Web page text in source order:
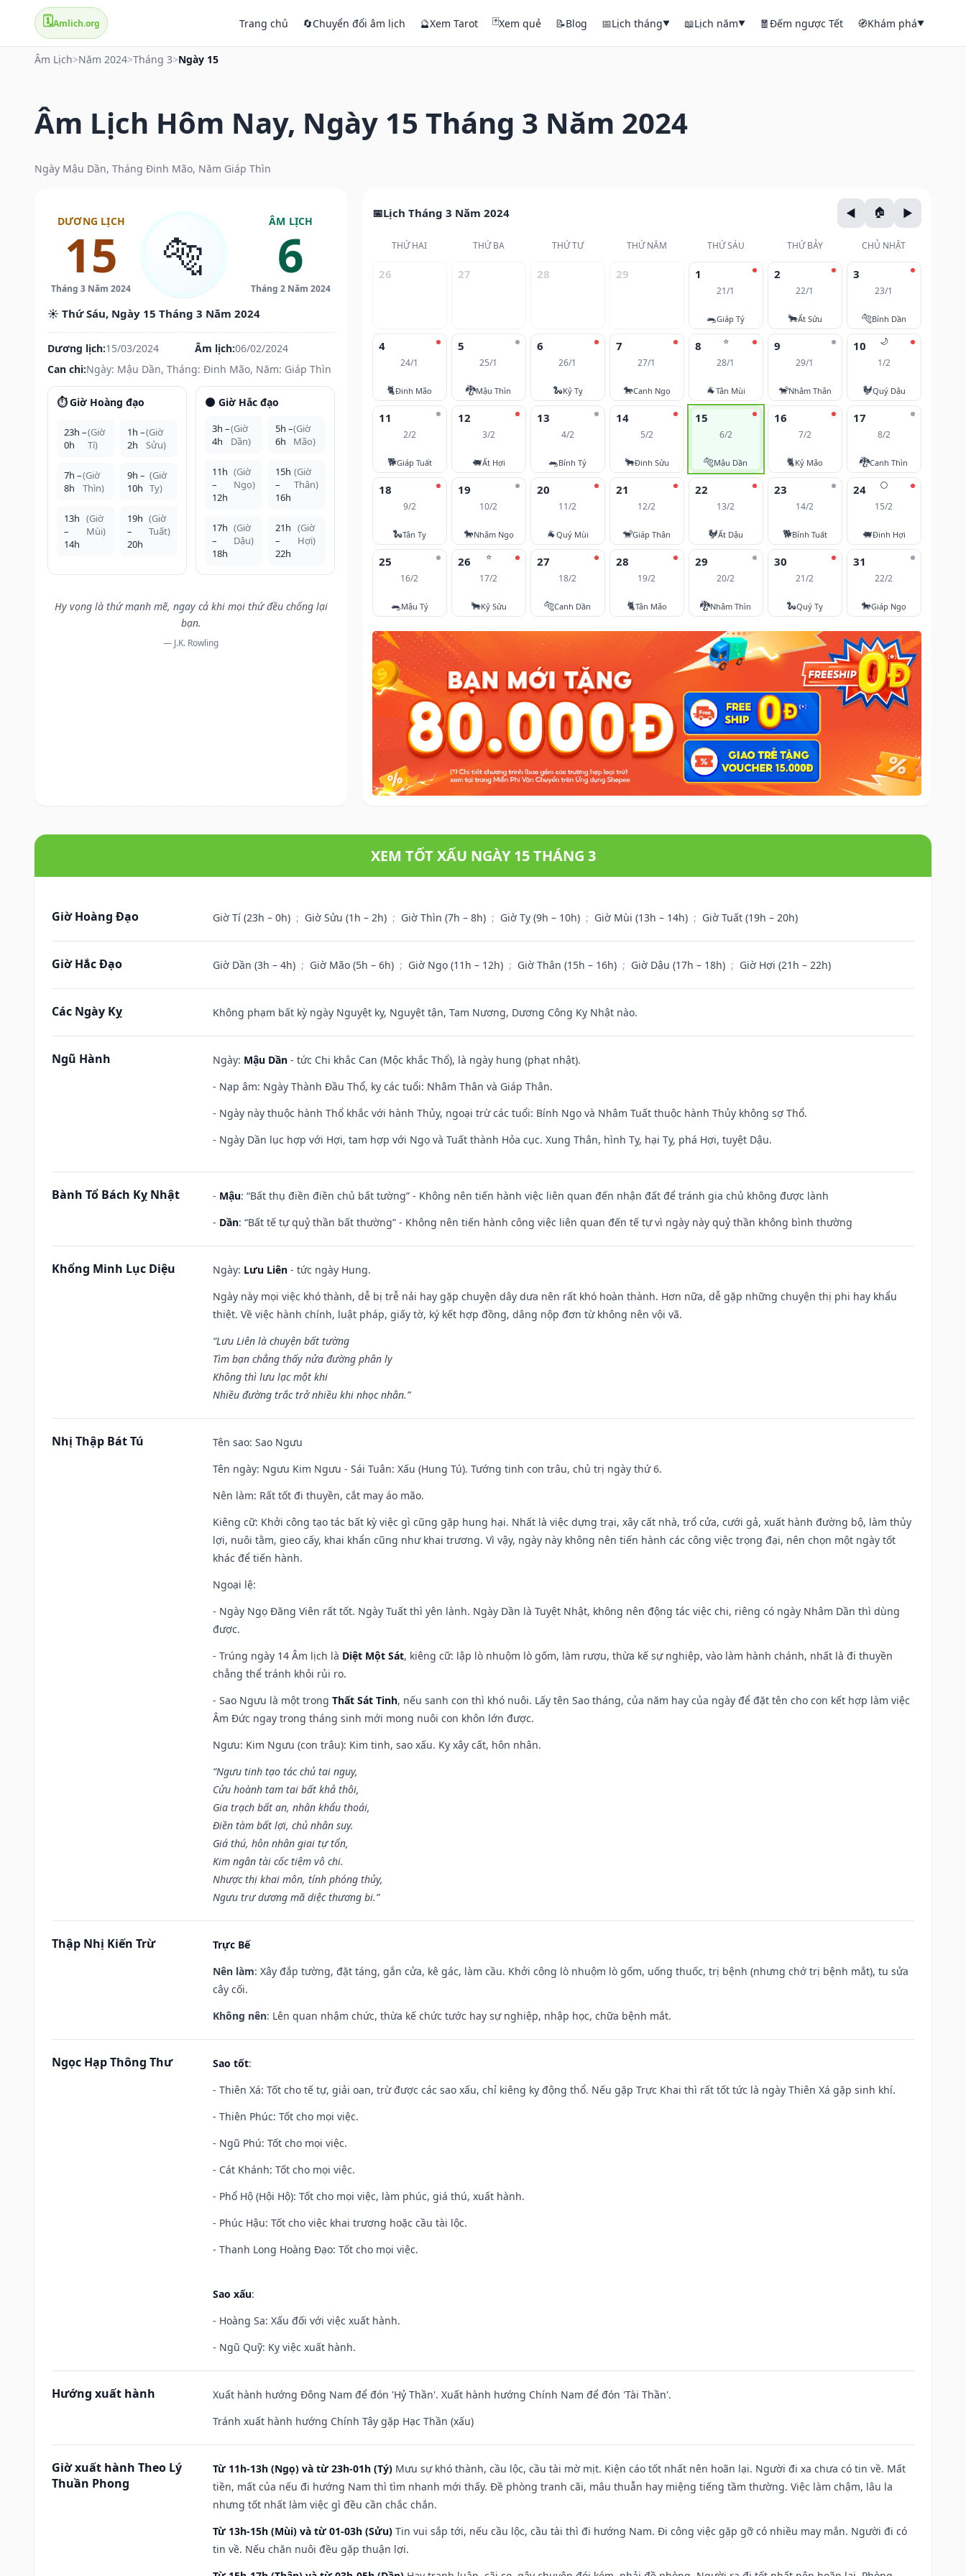
🗓️Amlich.org Trang chủ 🔄Chuyển đổi âm lịch 🔮Xem Tarot 🃏Xem quẻ 📝Blog 📅Lịch tháng▼ 📖Lịch năm▼ 🧧Đếm ngược Tết 🧭Khám phá▼
Âm Lịch>Năm 2024>Tháng 3>Ngày 15
Âm Lịch Hôm Nay, Ngày 15 Tháng 3 Năm 2024
Ngày Mậu Dần, Tháng Đinh Mão, Năm Giáp Thìn
DƯƠNG LỊCH
15
Tháng 3 Năm 2024
🐅
ÂM LỊCH
6
Tháng 2 Năm 2024
☀️ Thứ Sáu, Ngày 15 Tháng 3 Năm 2024
Dương lịch:15/03/2024 Âm lịch:06/02/2024
Can chi:Ngày: Mậu Dần, Tháng: Đinh Mão, Năm: Giáp Thìn
⏱️ Giờ Hoàng đạo
23h –
0h
(Giờ
Tí)
1h –
2h
(Giờ
Sửu)
7h –
8h
(Giờ
Thìn)
9h –
10h
(Giờ
Tỵ)
13h
–
14h
(Giờ
Mùi)
19h
–
20h
(Giờ
Tuất)
🌑 Giờ Hắc đạo
3h –
4h
(Giờ
Dần)
5h –
6h
(Giờ
Mão)
11h
–
12h
(Giờ
Ngọ)
15h
–
16h
(Giờ
Thân)
17h
–
18h
(Giờ
Dậu)
21h
–
22h
(Giờ
Hợi)
Hy vọng là thứ mạnh mẽ, ngay cả khi mọi thứ đều chống lại
bạn.
— J.K. Rowling
Lịch Tháng 3 Năm 2024
THỨ HAI THỨ BA THỨ TƯ THỨ NĂM THỨ SÁU THỨ BẢY CHỦ NHẬT
26 27 28 29 1
21/1
🐀Giáp Tý
2
22/1
🐂Ất Sửu
3
23/1
🐅Bính Dần
4
24/1
🐈Đinh Mão
5
25/1
🐉Mậu Thìn
6
26/1
🐍Kỷ Tỵ
7
27/1
🐎Canh Ngọ
⭐
8
28/1
🐐Tân Mùi
9
29/1
🐒Nhâm Thân
🌙
10
1/2
🐓Quý Dậu
11
2/2
🐕Giáp Tuất
12
3/2
🐖Ất Hợi
13
4/2
🐀Bính Tý
14
5/2
🐂Đinh Sửu
15
6/2
🐅Mậu Dần
16
7/2
🐈Kỷ Mão
17
8/2
🐉Canh Thìn
18
9/2
🐍Tân Tỵ
19
10/2
🐎Nhâm Ngọ
20
11/2
🐐Quý Mùi
21
12/2
🐒Giáp Thân
22
13/2
🐓Ất Dậu
23
14/2
🐕Bính Tuất
🌕
24
15/2
🐖Đinh Hợi
25
16/2
🐀Mậu Tý
⭐
26
17/2
🐂Kỷ Sửu
27
18/2
🐅Canh Dần
28
19/2
🐈Tân Mão
29
20/2
🐉Nhâm Thìn
30
21/2
🐍Quý Tỵ
31
22/2
🐎Giáp Ngọ
XEM TỐT XẤU NGÀY 15 THÁNG 3
Giờ Hoàng Đạo Giờ Tí (23h – 0h) ; Giờ Sửu (1h – 2h) ; Giờ Thìn (7h – 8h) ; Giờ Tỵ (9h – 10h) ; Giờ Mùi (13h – 14h) ; Giờ Tuất (19h – 20h)
Giờ Hắc Đạo Giờ Dần (3h – 4h) ; Giờ Mão (5h – 6h) ; Giờ Ngọ (11h – 12h) ; Giờ Thân (15h – 16h) ; Giờ Dậu (17h – 18h) ; Giờ Hợi (21h – 22h)
Các Ngày Kỵ Không phạm bất kỳ ngày Nguyệt kỵ, Nguyệt tận, Tam Nương, Dương Công Kỵ Nhật nào.
Ngũ Hành Ngày: Mậu Dần - tức Chi khắc Can (Mộc khắc Thổ), là ngày hung (phạt nhật).
- Nạp âm: Ngày Thành Đầu Thổ, kỵ các tuổi: Nhâm Thân và Giáp Thân.
- Ngày này thuộc hành Thổ khắc với hành Thủy, ngoại trừ các tuổi: Bính Ngọ và Nhâm Tuất thuộc hành Thủy không sợ Thổ.
- Ngày Dần lục hợp với Hợi, tam hợp với Ngọ và Tuất thành Hỏa cục. Xung Thân, hình Tỵ, hại Tỵ, phá Hợi, tuyệt Dậu.
Bành Tổ Bách Kỵ Nhật - Mậu: “Bất thụ điền điền chủ bất tường” - Không nên tiến hành việc liên quan đến nhận đất để tránh gia chủ không được lành
- Dần: “Bất tế tự quỷ thần bất thường” - Không nên tiến hành công việc liên quan đến tế tự vì ngày này quỷ thần không bình thường
Khổng Minh Lục Diệu Ngày: Lưu Liên - tức ngày Hung.
Ngày này mọi việc khó thành, dễ bị trễ nải hay gặp chuyện dây dưa nên rất khó hoàn thành. Hơn nữa, dễ gặp những chuyện thị phi hay khẩu
thiệt. Về việc hành chính, luật pháp, giấy tờ, ký kết hợp đồng, dâng nộp đơn từ không nên vội vã.
“Lưu Liên là chuyện bất tường
Tìm bạn chẳng thấy nửa đường phân ly
Không thì lưu lạc một khi
Nhiều đường trắc trở nhiều khi nhọc nhằn.”
Nhị Thập Bát Tú Tên sao: Sao Ngưu
Tên ngày: Ngưu Kim Ngưu - Sái Tuân: Xấu (Hung Tú). Tướng tinh con trâu, chủ trị ngày thứ 6.
Nên làm: Rất tốt đi thuyền, cắt may áo mão.
Kiêng cữ: Khởi công tạo tác bất kỳ việc gì cũng gặp hung hại. Nhất là việc dựng trại, xây cất nhà, trổ cửa, cưới gả, xuất hành đường bộ, làm thủy
lợi, nuôi tằm, gieo cấy, khai khẩn cũng như khai trương. Vì vậy, ngày này không nên tiến hành các công việc trọng đại, nên chọn một ngày tốt
khác để tiến hành.
Ngoại lệ:
- Ngày Ngọ Đăng Viên rất tốt. Ngày Tuất thì yên lành. Ngày Dần là Tuyệt Nhật, không nên động tác việc chi, riêng có ngày Nhâm Dần thì dùng
được.
- Trúng ngày 14 Âm lịch là Diệt Một Sát, kiêng cữ: lập lò nhuộm lò gốm, làm rượu, thừa kế sự nghiệp, vào làm hành chánh, nhất là đi thuyền
chẳng thể tránh khỏi rủi ro.
- Sao Ngưu là một trong Thất Sát Tinh, nếu sanh con thì khó nuôi. Lấy tên Sao tháng, của năm hay của ngày để đặt tên cho con kết hợp làm việc
Âm Đức ngay trong tháng sinh mới mong nuôi con khôn lớn được.
Ngưu: Kim Ngưu (con trâu): Kim tinh, sao xấu. Kỵ xây cất, hôn nhân.
“Ngưu tinh tạo tác chủ tai nguy,
Cửu hoành tam tai bất khả thôi,
Gia trạch bất an, nhân khẩu thoái,
Điền tàm bất lợi, chủ nhân suy.
Giá thú, hôn nhân giai tự tổn,
Kim ngân tài cốc tiệm vô chi.
Nhược thị khai môn, tính phóng thủy,
Ngưu trư dương mã diệc thương bi.”
Thập Nhị Kiến Trừ
Trực Bế
Nên làm: Xây đắp tường, đặt táng, gắn cửa, kê gác, làm cầu. Khởi công lò nhuộm lò gốm, uống thuốc, trị bệnh (nhưng chớ trị bệnh mắt), tu sửa
cây cối.
Không nên: Lên quan nhậm chức, thừa kế chức tước hay sự nghiệp, nhập học, chữa bệnh mắt.
Ngọc Hạp Thông Thư Sao tốt:
- Thiên Xá: Tốt cho tế tự, giải oan, trừ được các sao xấu, chỉ kiêng kỵ động thổ. Nếu gặp Trực Khai thì rất tốt tức là ngày Thiên Xá gặp sinh khí.
- Thiên Phúc: Tốt cho mọi việc.
- Ngũ Phú: Tốt cho mọi việc.
- Cát Khánh: Tốt cho mọi việc.
- Phổ Hộ (Hội Hộ): Tốt cho mọi việc, làm phúc, giá thú, xuất hành.
- Phúc Hậu: Tốt cho việc khai trương hoặc cầu tài lộc.
- Thanh Long Hoàng Đạo: Tốt cho mọi việc.
Sao xấu:
- Hoàng Sa: Xấu đối với việc xuất hành.
- Ngũ Quỹ: Kỵ việc xuất hành.
Hướng xuất hành
Xuất hành hướng Đông Nam để đón 'Hỷ Thần'. Xuất hành hướng Chính Nam để đón 'Tài Thần'.
Tránh xuất hành hướng Chính Tây gặp Hạc Thần (xấu)
Giờ xuất hành Theo Lý
Thuần Phong
Từ 11h-13h (Ngọ) và từ 23h-01h (Tý) Mưu sự khó thành, cầu lộc, cầu tài mờ mịt. Kiện cáo tốt nhất nên hoãn lại. Người đi xa chưa có tin về. Mất
tiền, mất của nếu đi hướng Nam thì tìm nhanh mới thấy. Đề phòng tranh cãi, mâu thuẫn hay miệng tiếng tầm thường. Việc làm chậm, lâu la
nhưng tốt nhất làm việc gì đều cần chắc chắn.
Từ 13h-15h (Mùi) và từ 01-03h (Sửu) Tin vui sắp tới, nếu cầu lộc, cầu tài thì đi hướng Nam. Đi công việc gặp gỡ có nhiều may mắn. Người đi có
tin về. Nếu chăn nuôi đều gặp thuận lợi.